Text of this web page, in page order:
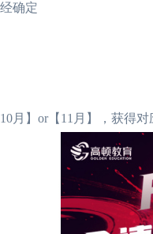
确定
月】or【11月】，获得